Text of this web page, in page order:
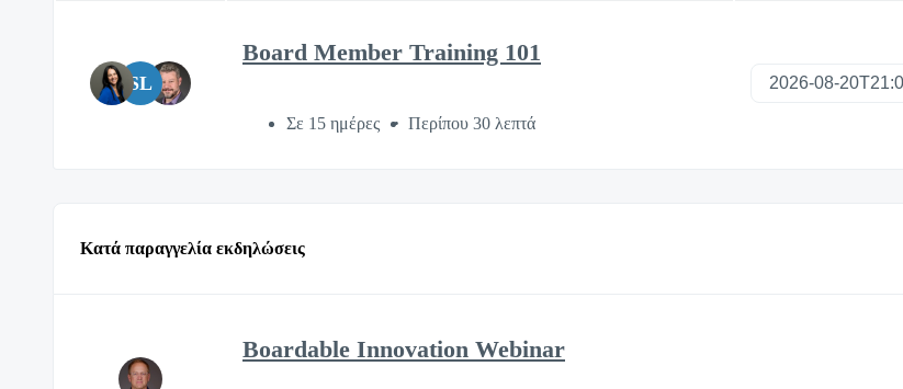
SL
Board Member Training 101
Σε 15 ημέρες Περίπου 30 λεπτά
Κατά παραγγελία εκδηλώσεις
Boardable Innovation Webinar